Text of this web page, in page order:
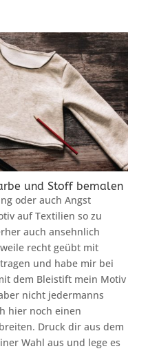
und Stoff bemalen
oder auch Angst
auf Textilien so zu
auch ansehnlich
recht geübt mit
und habe mir bei
dem Bleistift mein Motiv
nicht jedermanns
hier noch einen
Druck dir aus dem
Wahl aus und lege es